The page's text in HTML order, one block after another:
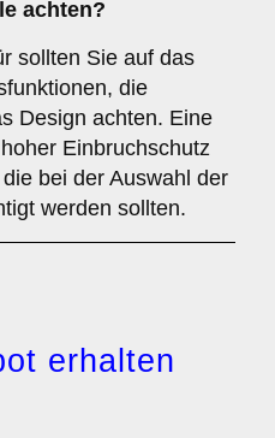
achten?
sollten Sie auf das
die
Design achten. Eine
Einbruchschutz
bei der Auswahl der
werden sollten.
erhalten